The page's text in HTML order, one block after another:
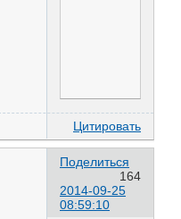
Цитировать
Поделиться
164
2014-09-25
08:59:10